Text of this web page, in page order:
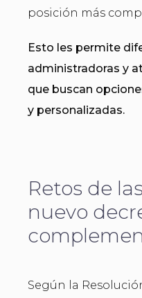
posición más
Esto les permite
administradoras y
que buscan
y personalizadas.
Retos de
nuevo
Según la